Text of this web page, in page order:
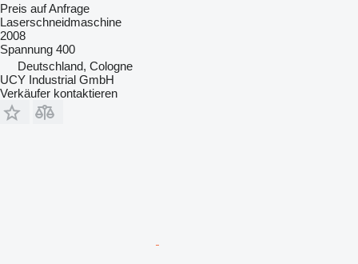
Preis auf Anfrage
Laserschneidmaschine
2008
Spannung 400
Deutschland, Cologne
UCY Industrial GmbH
Verkäufer kontaktieren